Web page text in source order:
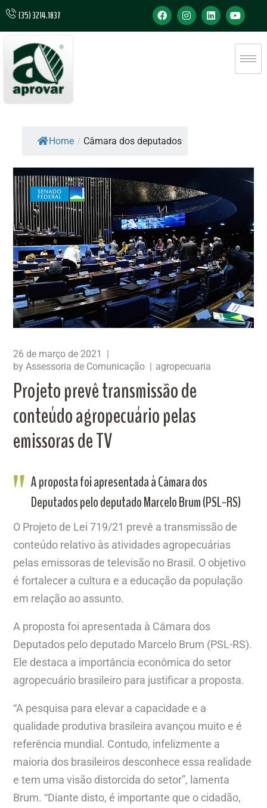
(35) 3214.1837
Home / Câmara dos deputados
26 de março de 2021
byAssessoria de Comunicação agropecuaria
Projeto prevê transmissão de
conteúdo agropecuário pelas
emissoras de TV
A proposta foi apresentada à Câmara dos
Deputados pelo deputado Marcelo Brum (PSL-RS)
O Projeto de Lei 719/21 prevê a transmissão de
conteúdo relativo às atividades agropecuárias
pelas emissoras de televisão no Brasil. O objetivo
é fortalecer a cultura e a educação da população
em relação ao assunto.
A proposta foi apresentada à Câmara dos
Deputados pelo deputado Marcelo Brum (PSL-RS).
Ele destaca a importância econômica do setor
agropecuário brasileiro para justificar a proposta.
“A pesquisa para elevar a capacidade e a
qualidade produtiva brasileira avançou muito e é
referência mundial. Contudo, infelizmente a
maioria dos brasileiros desconhece essa realidade
e tem uma visão distorcida do setor”, lamenta
Brum. “Diante disto, é importante que o cidadão,